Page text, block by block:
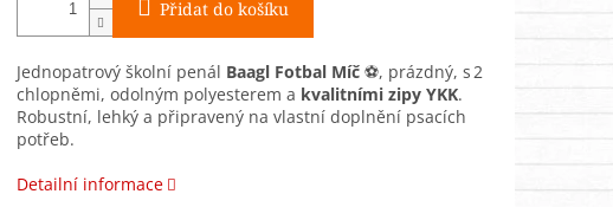
Přidat do košíku
Jednopatrový školní penál Baagl Fotbal Míč⚽, prázdný, s 2
chlopněmi, odolným polyesterem a kvalitními zipy YKK.
Robustní, lehký a připravený na vlastní doplnění psacích
potřeb.
Detailní informace